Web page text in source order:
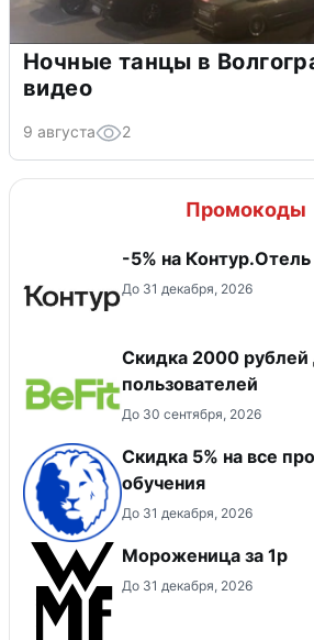
Ночные танцы в
видео
9 августа 2
Промокоды
-5% на Контур.Отель
До 31 декабря, 2026
​Скидка 2000 рублей
пользователей
До 30 сентября, 2026
Скидка 5% на все
обучения
До 31 декабря, 2026
Мороженица за 1р
До 31 декабря, 2026